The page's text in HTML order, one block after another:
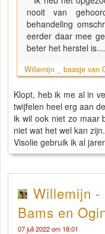
nooit van
behandeling
eerder daar mee
beter het herstel is....
Willemijn _ baasje van
Klopt, heb ik me al in
twijfelen heel erg aan
ik wil ook niet zo maar
niet wat het wel kan zijn.
Visolie gebruik ik al
Willemijn -
Bams en
07 juli 2022 om 18:01